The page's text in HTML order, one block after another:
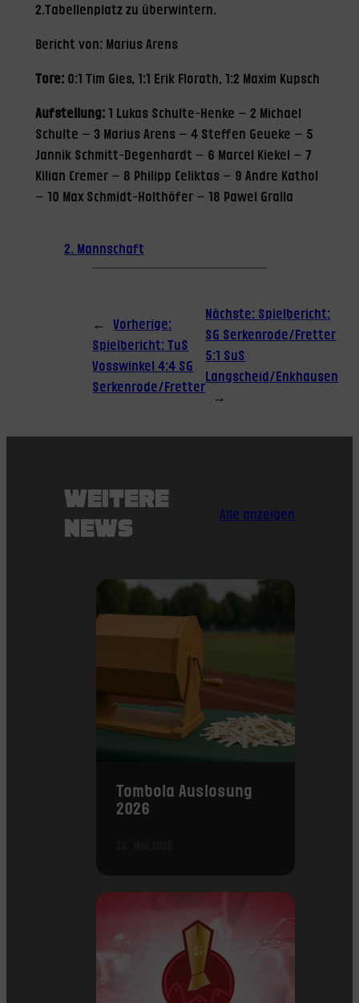
2.Tabellenplatz zu überwintern.
Bericht von: Marius Arens
Tore:0:1 Tim Gies, 1:1 Erik Florath, 1:2 Maxim Kupsch
Aufstellung:1 Lukas Schulte-Henke – 2 Michael
Schulte – 3 Marius Arens – 4 Steffen Geueke – 5
Jannik Schmitt-Degenhardt – 6 Marcel Kiekel – 7
Kilian Cremer – 8 Philipp Celiktas – 9 Andre Kathol
– 10 Max Schmidt-Holthöfer – 18 Pawel Gralla
2. Mannschaft
← Vorherige:
Spielbericht: TuS
Vosswinkel 4:4 SG
Serkenrode/Fretter
Nächste: Spielbericht:
SG Serkenrode/Fretter
5:1 SuS
Langscheid/Enkhausen
→
WEITERE
NEWS
Alle anzeigen
Tombola Auslosung
2026